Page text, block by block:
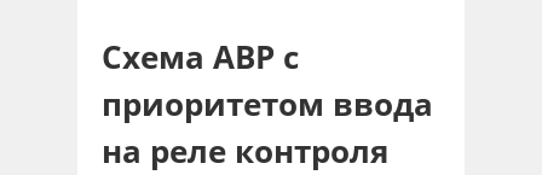
Схема АВР с
приоритетом ввода
на реле контроля